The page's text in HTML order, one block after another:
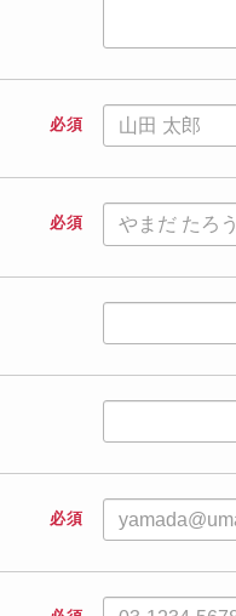
必須
必須
必須